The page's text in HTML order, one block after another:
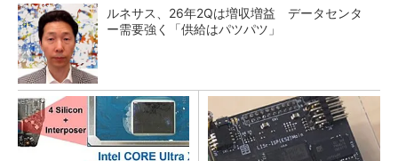
ルネサス、26年2Qは増収増益 データセンタ
ー需要強く「供給はパツパツ」